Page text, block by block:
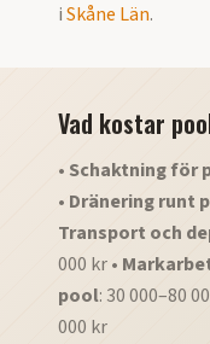
iSkåne Län.
Vad kostar
• Schaktning för
• Dränering runt
Transport och
000 kr •
pool: 30 000–80
000 kr